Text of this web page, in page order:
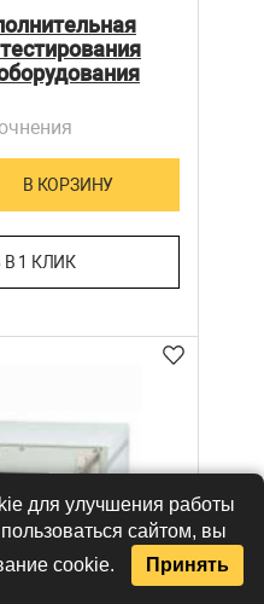
В КОРЗИНУ
В 1 КЛИК
для улучшения работы
сайтом, вы
cookie.
Принять